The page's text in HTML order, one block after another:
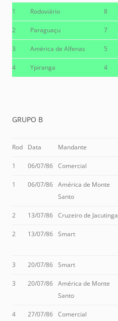
1 Rodoviário 8
2 Paraguaçu 7
3 América de Alfenas 5
4 Ypiranga 4
GRUPO B
Rod Data Mandante
1 06/07/86 Comercial
1 06/07/86 América de Monte
Santo
2 13/07/86 Cruzeiro de Jacutinga
2 13/07/86 Smart
3 20/07/86 Smart
3 20/07/86 América de Monte
Santo
4 27/07/86 Comercial